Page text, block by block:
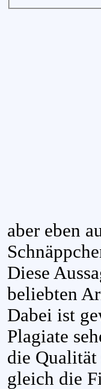
aber eben
Diese
beliebten
Dabei ist
Plagiate
die
gleich die